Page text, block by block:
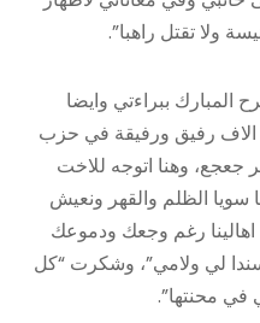
ولا تقتل راهبا”.
المبارك ببراءتي وايضا
نحتفل برفع الظلم عن قرابة الـ 7 الاف رفيق ورفيقة في حزب
جعجع، وهنا اتوجه للاخت
سويا الظلم والقهر ونعيش
رغم وجعك ودموعك
لي ولامي”، وشكرت “كل
محنتها”.